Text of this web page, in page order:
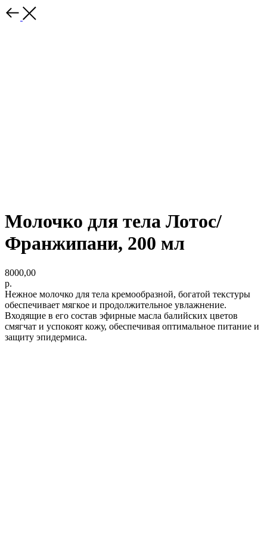
Молочко для тела Лотос/
Франжипани, 200 мл
8000,00
р.
Нежное молочко для тела кремообразной, богатой текстуры
обеспечивает мягкое и продолжительное увлажнение.
Входящие в его состав эфирные масла балийских цветов
смягчат и успокоят кожу, обеспечивая оптимальное питание и
защиту эпидермиса.